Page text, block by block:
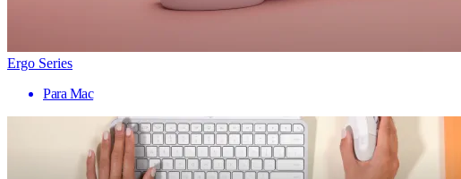
Ergo Series
Para Mac